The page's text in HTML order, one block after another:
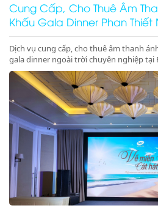
Cung Cấp, Cho Thuê Âm
Khấu Gala Dinner Phan
Thuận Giá Rẻ Uy Tín
Dịch vụ cung cấp, cho thuê âm thanh
gala dinner ngoài trời chuyên nghiệp tại
Ninh Thuận, Ninh Chữ, Vĩnh Hy. Hệ
ngay nhận ưu đãi lớn!